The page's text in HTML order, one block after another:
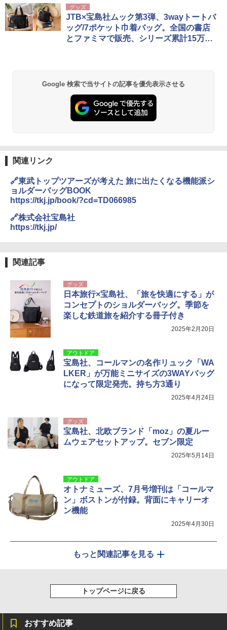
グッズ
JTB×宝島社ムック第3弾、3wayトートバ
ッグ/7ポケット巾着バッグ。全国の書店
とファミマで販売、シリーズ累計15万部
Google 検索で当サイトの記事を優先表示させる
関連リンク
🔗東武トップツアーズが考えた 旅に出たくなる機能派シ
ョルダーバッグBOOK
https://tkj.jp/book/?cd=TD066985
🔗株式会社宝島社
https://tkj.jp/
関連記事
グッズ
日本旅行×宝島社、「旅を快適にする」が
コンセプトのショルダーバッグ。季節を
楽しむ鉄道旅を紹介する冊子付き
2025年2月20日
アウトドア
宝島社、コールマンの名作リュック「WA
LKER」が万能ミニサイズの3WAYバッグ
になって限定発売。持ち方3通り
2025年4月24日
グッズ
宝島社、北欧ブランド「moz」の夏ルー
ムウェアセットアップ。セブン限定
2025年5月14日
アウトドア
オトナミューズ、7月号増刊は「コールマ
ン」ボストンが付録。背面にキャリーオ
ン機能
2025年4月30日
もっと関連記事を見る
トップページに戻る
おすすめ記事